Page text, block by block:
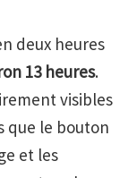
deux heures
13 heures.
visibles
que le bouton
et les